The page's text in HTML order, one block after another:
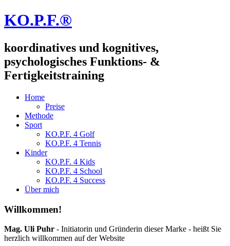
KO.P.F.®
koordinatives und kognitives,
psychologisches Funktions- &
Fertigkeitstraining
Home
Preise
Methode
Sport
KO.P.F. 4 Golf
KO.P.F. 4 Tennis
Kinder
KO.P.F. 4 Kids
KO.P.F. 4 School
KO.P.F. 4 Success
Über mich
Willkommen!
Mag. Uli Puhr - Initiatorin und Gründerin dieser Marke - heißt Sie
herzlich willkommen auf der Website